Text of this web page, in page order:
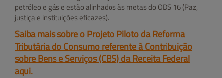
petróleo e gás e estão alinhados às metas do ODS 16 (Paz,
justiça e instituições eficazes).
Saiba mais sobre o Projeto Piloto da Reforma
Tributária do Consumo referente à Contribuição
sobre Bens e Serviços (CBS) da Receita Federal
aqui.